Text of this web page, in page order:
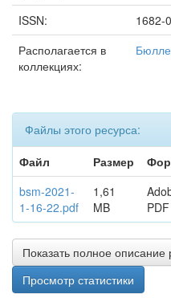
ISSN:
1682-
Располагается в
коллекциях:
Файлы этого ресурса:
Файл
Размер
bsm-2021-
1-16-22.pdf
1,61
MB
PDF
Показать полное описание
Просмотр статистики